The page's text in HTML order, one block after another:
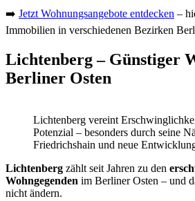
➡️ Jetzt Wohnungsangebote entdecken –
Immobilien in verschiedenen Bezirken
Lichtenberg – Günstiger
Berliner Osten
Lichtenberg vereint
Potenzial – besonders durch seine
Friedrichshain und neue
Lichtenberg zählt seit Jahren zu den
Wohngegenden im Berliner Osten – und
nicht ändern.